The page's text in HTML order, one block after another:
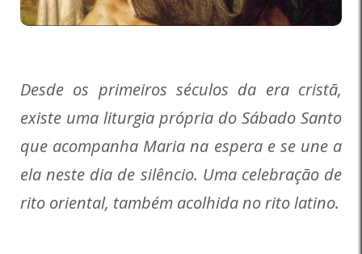
Desde os primeiros séculos da era cristã,
existe uma liturgia própria do Sábado Santo
que acompanha Maria na espera e se une a
ela neste dia de silêncio. Uma celebração de
rito oriental, também acolhida no rito latino.